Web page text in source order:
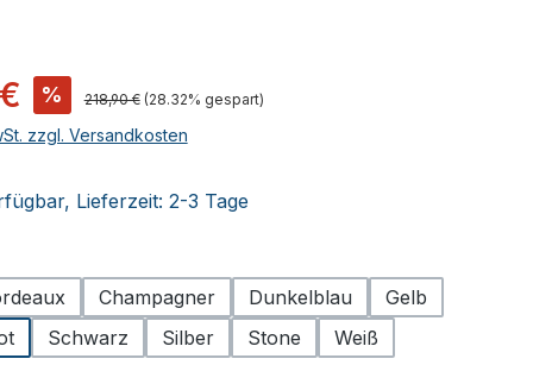
% Regulärer Preis:
218,90 € (28.32% gespart)
zzgl. Versandkosten
Lieferzeit: 2-3 Tage
Champagner Dunkelblau
Gelb
Schwarz Silber Stone Weiß